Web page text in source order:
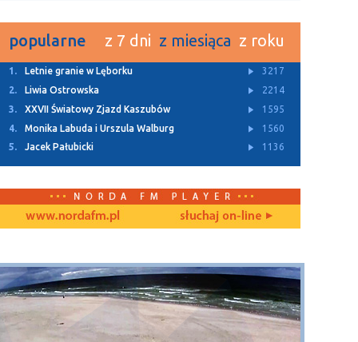
popularne z 7 dni z miesiąca z roku
1. Letnie granie w Lęborku
3217
2.
Liwia Ostrowska
2214
3.
XXVII Światowy Zjazd Kaszubów
1595
4.
Monika Labuda i Urszula Walburg
1560
5.
Jacek Pałubicki 1136